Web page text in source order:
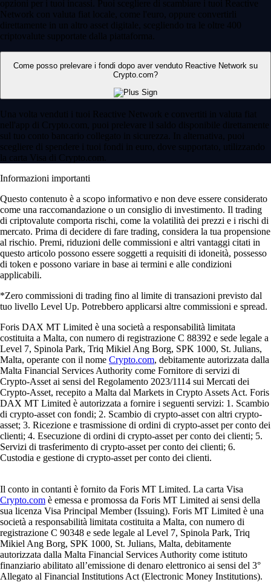
opzioni per i tuoi incassi. Puoi scegliere di scambiare i tuoi Reactive
Network con valuta fiat locale, come l'euro, oppure convertirli
direttamente in un altro asset digitale, scegliendo tra le oltre 400
criptovalute supportate dalla piattaforma.
Come posso prelevare i fondi dopo aver venduto Reactive Network su
Crypto.com?
Una volta venduti i tuoi Reactive Network e convertiti in valuta fiat
nell'app di Crypto.com, puoi prelevare il saldo disponibile direttamente
sul tuo conto bancario collegato in sicurezza. In alternativa, puoi
scegliere di spendere i tuoi fondi in euro, dove supportato, utilizzando
la carta Visa di Crypto.com.
Informazioni importanti
Questo contenuto è a scopo informativo e non deve essere considerato
come una raccomandazione o un consiglio di investimento. Il trading
di criptovalute comporta rischi, come la volatilità dei prezzi e i rischi di
mercato. Prima di decidere di fare trading, considera la tua propensione
al rischio. Premi, riduzioni delle commissioni e altri vantaggi citati in
questo articolo possono essere soggetti a requisiti di idoneità, possesso
di token e possono variare in base ai termini e alle condizioni
applicabili.
*Zero commissioni di trading fino al limite di transazioni previsto dal
tuo livello Level Up. Potrebbero applicarsi altre commissioni e spread.
Foris DAX MT Limited è una società a responsabilità limitata
costituita a Malta, con numero di registrazione C 88392 e sede legale a
Level 7, Spinola Park, Triq Mikiel Ang Borg, SPK 1000, St. Julians,
Malta, operante con il nome Crypto.com, debitamente autorizzata dalla
Malta Financial Services Authority come Fornitore di servizi di
Crypto-Asset ai sensi del Regolamento 2023/1114 sui Mercati dei
Crypto-Asset, recepito a Malta dal Markets in Crypto Assets Act. Foris
DAX MT Limited è autorizzata a fornire i seguenti servizi: 1. Scambio
di crypto-asset con fondi; 2. Scambio di crypto-asset con altri crypto-
asset; 3. Ricezione e trasmissione di ordini di crypto-asset per conto dei
clienti; 4. Esecuzione di ordini di crypto-asset per conto dei clienti; 5.
Servizi di trasferimento di crypto-asset per conto dei clienti; 6.
Custodia e gestione di crypto-asset per conto dei clienti.
Il conto in contanti è fornito da Foris MT Limited. La carta Visa
Crypto.com è emessa e promossa da Foris MT Limited ai sensi della
sua licenza Visa Principal Member (Issuing). Foris MT Limited è una
società a responsabilità limitata costituita a Malta, con numero di
registrazione C 90348 e sede legale al Level 7, Spinola Park, Triq
Mikiel Ang Borg, SPK 1000, St. Julians, Malta, debitamente
autorizzata dalla Malta Financial Services Authority come istituto
finanziario abilitato all’emissione di denaro elettronico ai sensi del 3°
Allegato al Financial Institutions Act (Electronic Money Institutions).